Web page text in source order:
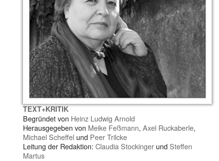
TEXT+KRITIK
Begründet von Heinz Ludwig Arnold
Herausgegeben von Meike Feßmann, Axel Ruckaberle,
Michael Scheffel und Peer Trilcke
Leitung der Redaktion: Claudia Stockinger undSteffen
Martus